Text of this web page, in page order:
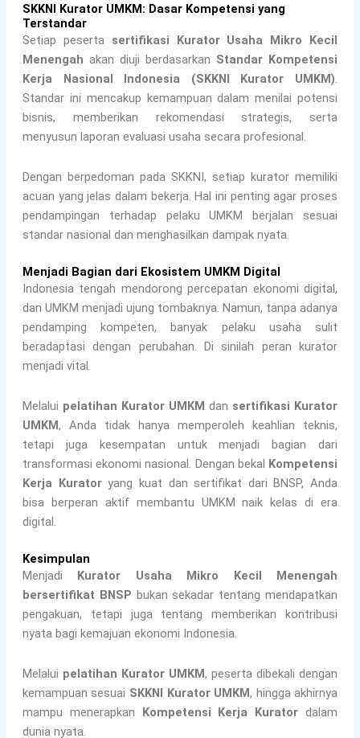
SKKNI Kurator UMKM: Dasar Kompetensi yang
Terstandar
Setiap peserta sertifikasi Kurator Usaha Mikro Kecil
Menengah akan diuji berdasarkan Standar Kompetensi
Kerja Nasional Indonesia (SKKNI Kurator UMKM).
Standar ini mencakup kemampuan dalam menilai potensi
bisnis, memberikan rekomendasi strategis, serta
menyusun laporan evaluasi usaha secara profesional.
Dengan berpedoman pada SKKNI, setiap kurator memiliki
acuan yang jelas dalam bekerja. Hal ini penting agar proses
pendampingan terhadap pelaku UMKM berjalan sesuai
standar nasional dan menghasilkan dampak nyata.
Menjadi Bagian dari Ekosistem UMKM Digital
Indonesia tengah mendorong percepatan ekonomi digital,
dan UMKM menjadi ujung tombaknya. Namun, tanpa adanya
pendamping kompeten, banyak pelaku usaha sulit
beradaptasi dengan perubahan. Di sinilah peran kurator
menjadi vital.
Melalui pelatihan Kurator UMKM dan sertifikasi Kurator
UMKM, Anda tidak hanya memperoleh keahlian teknis,
tetapi juga kesempatan untuk menjadi bagian dari
transformasi ekonomi nasional. Dengan bekal Kompetensi
Kerja Kuratoryang kuat dan sertifikat dari BNSP, Anda
bisa berperan aktif membantu UMKM naik kelas di era
digital.
Kesimpulan
Menjadi
Kurator Usaha Mikro Kecil Menengah
bersertifikat BNSP bukan sekadar tentang mendapatkan
pengakuan, tetapi juga tentang memberikan kontribusi
nyata bagi kemajuan ekonomi Indonesia.
Melalui pelatihan Kurator UMKM, peserta dibekali dengan
kemampuan sesuai SKKNI Kurator UMKM, hingga akhirnya
mampu menerapkan Kompetensi Kerja Kurator dalam
dunia nyata.